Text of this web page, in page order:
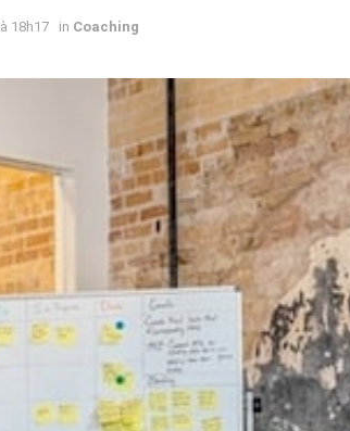
18h17 in Coaching